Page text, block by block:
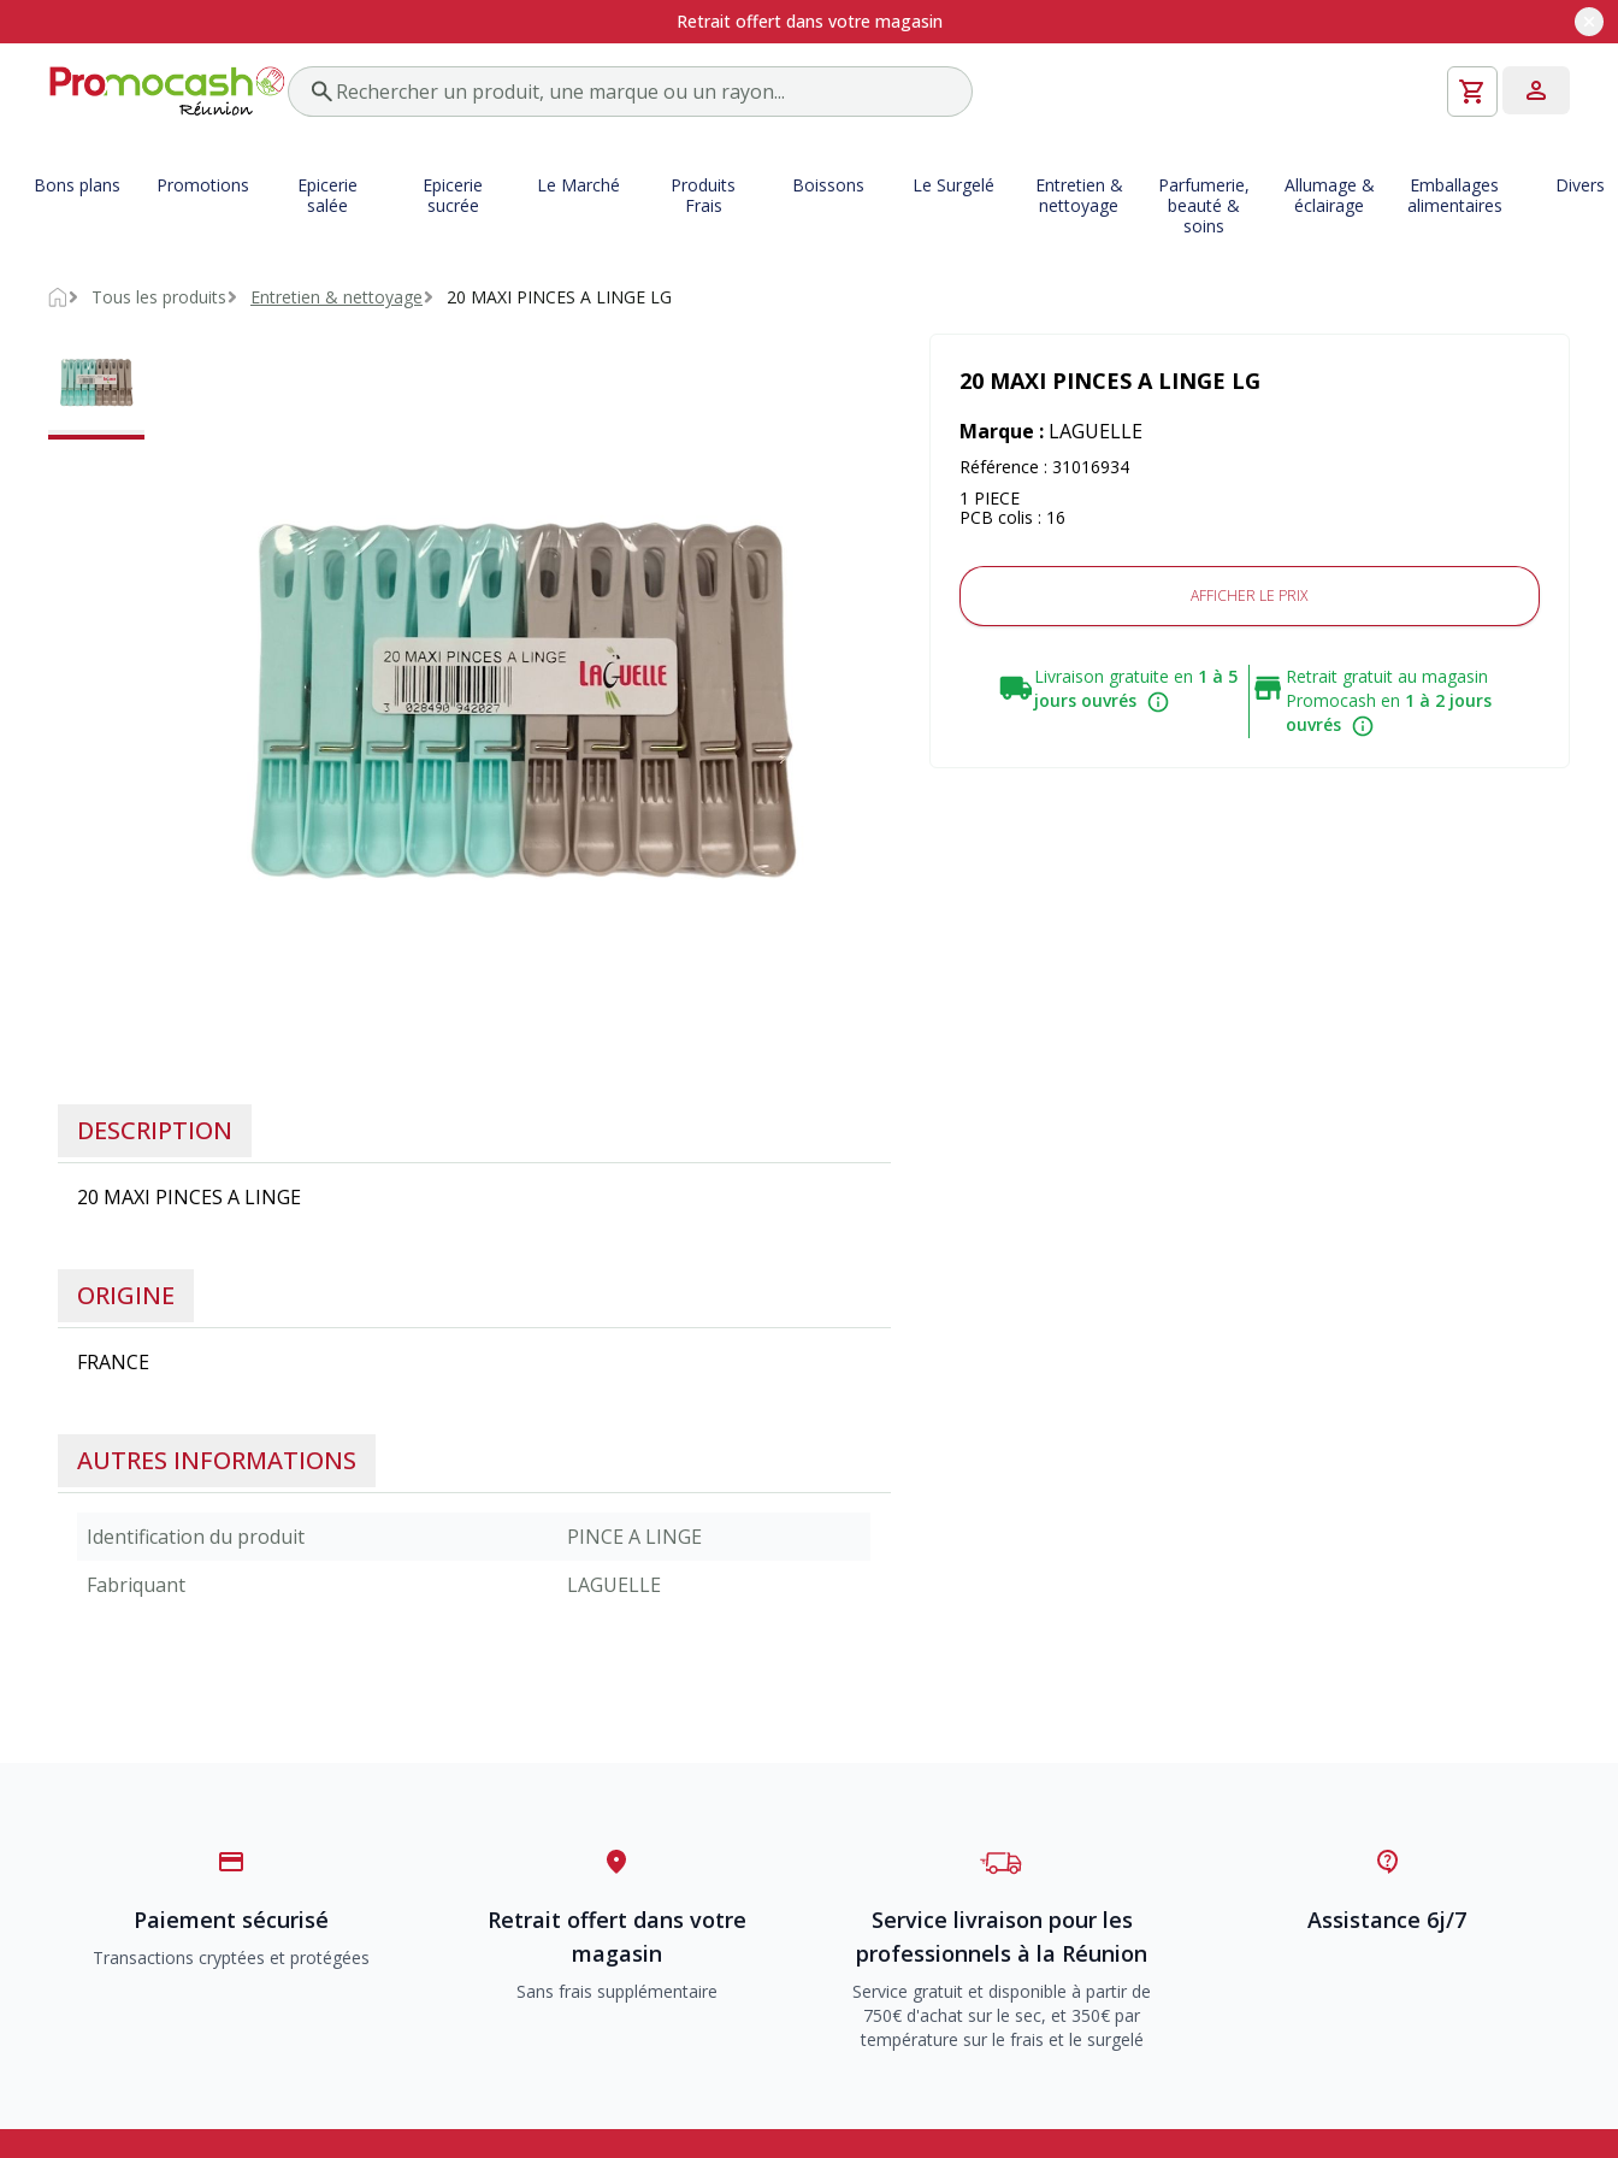
Retrait offert dans votre magasin
Bons plans Promotions
Epicerie
salée
Epicerie
sucrée
Le Marché
Produits
Frais
Boissons Le Surgelé
Entretien &
nettoyage
Parfumerie,
beauté &
soins
Allumage &
éclairage
Emballages
alimentaires
Divers
Tous les produits Entretien & nettoyage 20 MAXI PINCES A LINGE LG
20 MAXI PINCES A LINGE LG
Marque : LAGUELLE
Référence : 31016934
1 PIECE
PCB colis : 16
AFFICHER LE PRIX
Livraison gratuite en 1 à 5
jours ouvrés
Retrait gratuit au magasin
Promocash en 1 à 2 jours
ouvrés
DESCRIPTION
20 MAXI PINCES A LINGE
ORIGINE
FRANCE
AUTRES INFORMATIONS
Identification du produit
PINCE A LINGE
Fabriquant
LAGUELLE
Paiement sécurisé
Transactions cryptées et protégées
Retrait offert dans votre
magasin
Sans frais supplémentaire
Service livraison pour les
professionnels à la Réunion
Service gratuit et disponible à partir de
750€ d'achat sur le sec, et 350€ par
température sur le frais et le surgelé
Assistance 6j/7